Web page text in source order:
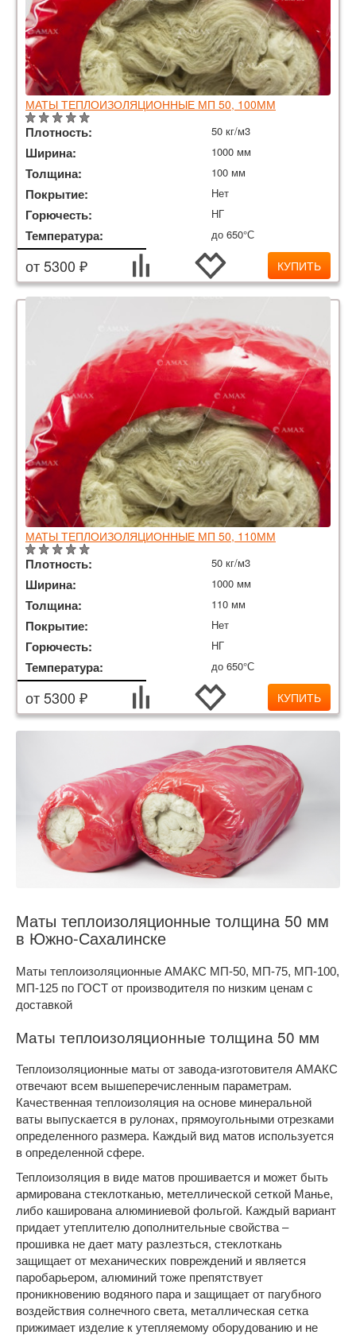
МАТЫ ТЕПЛОИЗОЛЯЦИОННЫЕ МП 50, 100ММ
Плотность: 50 кг/м3
Ширина: 1000 мм
Толщина: 100 мм
Покрытие: Нет
Горючесть: НГ
Температура: до 650°С
от 5300 ₽ КУПИТЬ
МАТЫ ТЕПЛОИЗОЛЯЦИОННЫЕ МП 50, 110ММ
Плотность: 50 кг/м3
Ширина: 1000 мм
Толщина: 110 мм
Покрытие: Нет
Горючесть: НГ
Температура: до 650°С
от 5300 ₽ КУПИТЬ
Маты теплоизоляционные толщина 50 мм
в Южно-Сахалинске
Маты теплоизоляционные АМАКС МП-50, МП-75, МП-100,
МП-125 по ГОСТ от производителя по низким ценам с
доставкой
Маты теплоизоляционные толщина 50 мм
Теплоизоляционные маты от завода-изготовителя АМАКС
отвечают всем вышеперечисленным параметрам.
Качественная теплоизоляция на основе минеральной
ваты выпускается в рулонах, прямоугольными отрезками
определенного размера. Каждый вид матов используется
в определенной сфере.
Теплоизоляция в виде матов прошивается и может быть
армирована стеклотканью, метеллической сеткой Манье,
либо каширована алюминиевой фольгой. Каждый вариант
придает утеплителю дополнительные свойства –
прошивка не дает мату разлезться, стеклоткань
защищает от механических повреждений и является
паробарьером, алюминий тоже препятствует
проникновению водяного пара и защищает от пагубного
воздействия солнечного света, металлическая сетка
прижимает изделие к утепляемому оборудованию и не